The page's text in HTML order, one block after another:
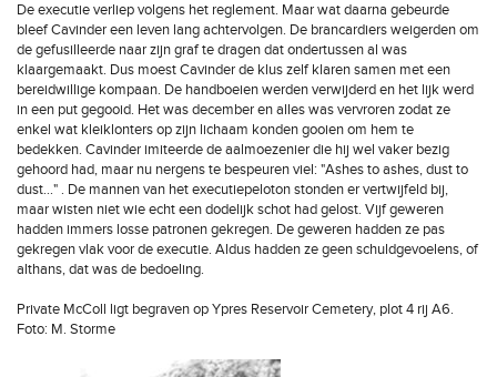
De executie verliep volgens het reglement. Maar wat daarna gebeurde
bleef Cavinder een leven lang achtervolgen. De brancardiers weigerden om
de gefusilleerde naar zijn graf te dragen dat ondertussen al was
klaargemaakt. Dus moest Cavinder de klus zelf klaren samen met een
bereidwillige kompaan. De handboeien werden verwijderd en het lijk werd
in een put gegooid. Het was december en alles was vervroren zodat ze
enkel wat kleiklonters op zijn lichaam konden gooien om hem te
bedekken. Cavinder imiteerde de aalmoezenier die hij wel vaker bezig
gehoord had, maar nu nergens te bespeuren viel: "Ashes to ashes, dust to
dust..." . De mannen van het executiepeloton stonden er vertwijfeld bij,
maar wisten niet wie echt een dodelijk schot had gelost. Vijf geweren
hadden immers losse patronen gekregen. De geweren hadden ze pas
gekregen vlak voor de executie. Aldus hadden ze geen schuldgevoelens, of
althans, dat was de bedoeling.
Private McColl ligt begraven op Ypres Reservoir Cemetery, plot 4 rij A6.
Foto: M. Storme